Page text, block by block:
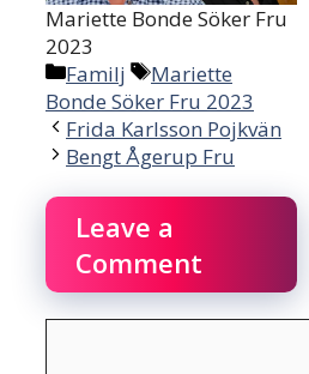
Mariette Bonde Söker Fru
2023
Categories
Familj Tags
Mariette
Bonde Söker Fru 2023
Frida Karlsson Pojkvän
Bengt Ågerup Fru
Leave a
Comment